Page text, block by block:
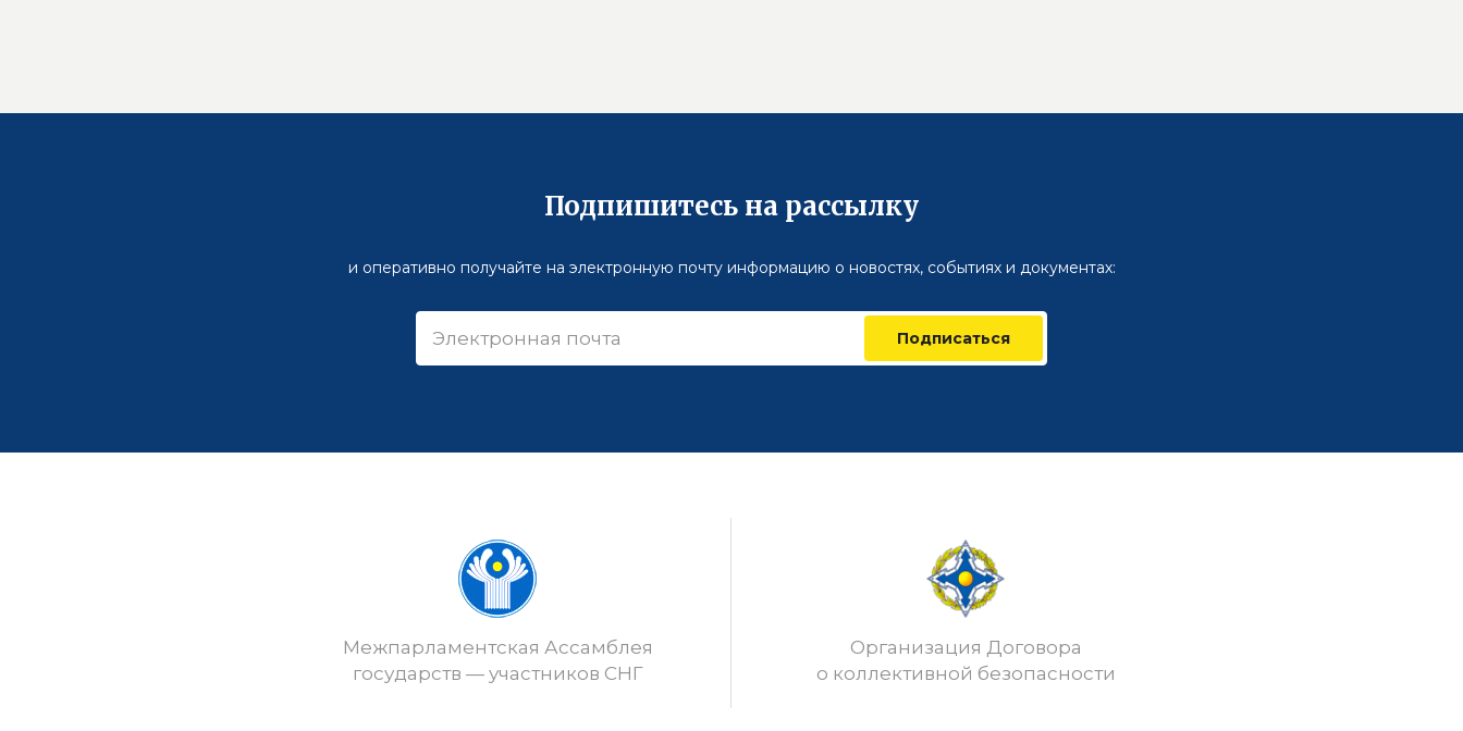
Подпишитесь на рассылку
и оперативно получайте на электронную почту информацию о новостях, событиях и документах:
Подписаться
Межпарламентская Ассамблея
государств — участников СНГ
Организация Договора
о коллективной безопасности